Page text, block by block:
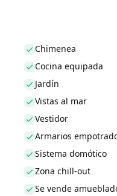
Chimenea
Cocina equipada
Jardín
Vistas al mar
Vestidor
Armarios
Sistema domótico
Zona chill-out
Se vende